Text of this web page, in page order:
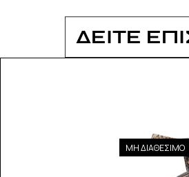
ΔΕΙΤΕ
ΜΗ ΔΙΑΘΕΣΙΜΟ